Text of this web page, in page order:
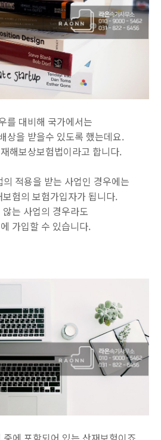
를 대비해 국가에서는
상을 받을수 있도록 했는데요.
해보상보험법이라고 합니다.
적용을 받는 사업인 경우에는
험의 보험가입자가 됩니다.
않는 사업의 경우라도
가입할 수 있습니다.